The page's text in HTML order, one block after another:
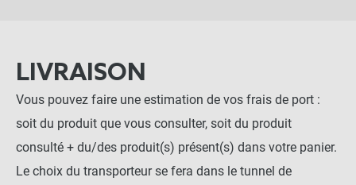
LIVRAISON
Vous pouvez faire une estimation de vos frais de port :
soit du produit que vous consulter, soit du produit
consulté + du/des produit(s) présent(s) dans votre panier.
Le choix du transporteur se fera dans le tunnel de